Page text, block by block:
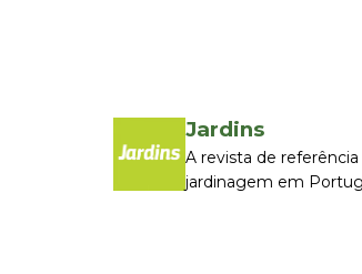
Jardins
A revista de
jardinagem em